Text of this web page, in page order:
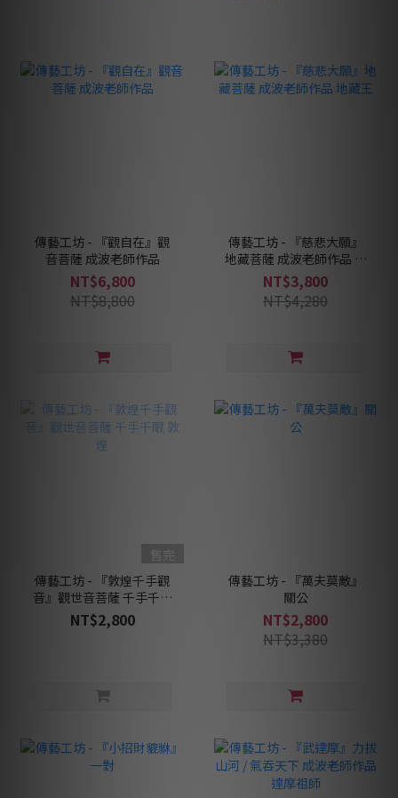
傳藝工坊 - 『觀自在』觀
音菩薩 成波老師作品
NT$6,800
NT$8,800
傳藝工坊 - 『慈悲大願』
地藏菩薩 成波老師作品 地
藏王
NT$3,800
NT$4,280
售完
傳藝工坊 - 『敦煌千手觀
音』觀世音菩薩 千手千眼
敦煌
NT$2,800
傳藝工坊 - 『萬夫莫敵』
關公
NT$2,800
NT$3,380